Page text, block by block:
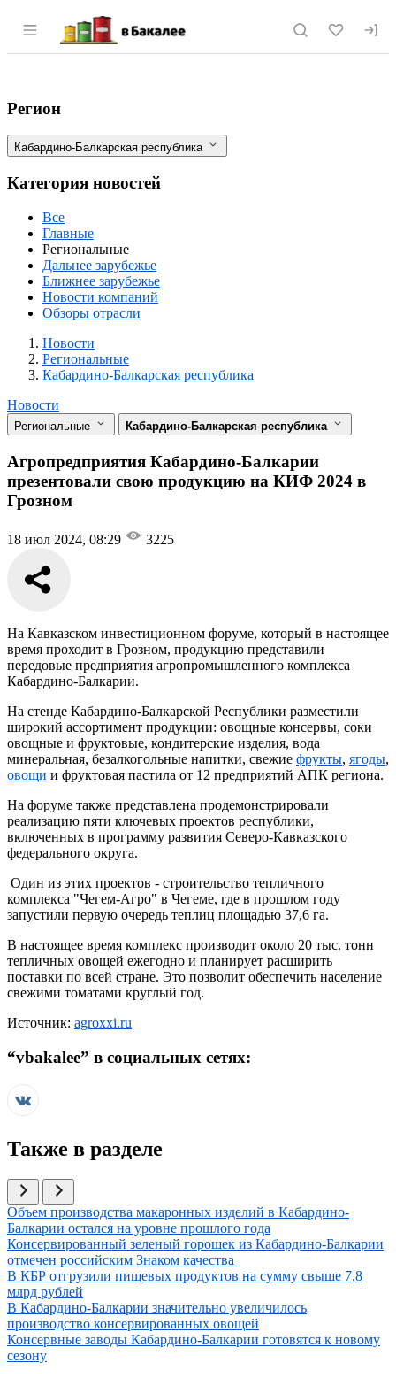
Раздел навигации по сайту vbakalee.ru
Агропредприятия Кабардино-
Фильтры
Регион
Кабардино-Балкарская республика
Категория новостей
Все
Главные
Региональные
Дальнее зарубежье
Ближнее зарубежье
Новости компаний
Обзоры отрасли
Новости
Разделы
Новости
Региональные
Кабардино-Балкарская республика
Новости
Региональные Кабардино-Балкарская республика
Агропредприятия Кабардино-Балкарии
презентовали свою продукцию на КИФ 2024 в
Грозном
18 июл 2024, 08:29 3225
На Кавказском инвестиционном форуме, который в настоящее
время проходит в Грозном, продукцию представили
передовые предприятия агропромышленного комплекса
Кабардино-Балкарии.
На стенде Кабардино-Балкарской Республики разместили
широкий ассортимент продукции: овощные консервы, соки
овощные и фруктовые, кондитерские изделия, вода
минеральная, безалкогольные напитки, свежие фрукты, ягоды,
овощи и фруктовая пастила от 12 предприятий АПК региона.
На форуме также представлена продемонстрировали
реализацию пяти ключевых проектов республики,
включенных в программу развития Северо-Кавказского
федерального округа.
Один из этих проектов - строительство тепличного
комплекса "Чегем-Агро" в Чегеме, где в прошлом году
запустили первую очередь теплиц площадью 37,6 га.
В настоящее время комплекс производит около 20 тыс. тонн
тепличных овощей ежегодно и планирует расширить
поставки по всей стране. Это позволит обеспечить население
свежими томатами круглый год.
Источник: agroxxi.ru
“vbakalee” в социальных сетях:
Также в разделе
Иллюстрация новости
Объем производства макаронных изделий в Кабардино-
Балкарии остался на уровне прошлого года
Иллюстрация новости
Консервированный зеленый горошек из Кабардино-Балкарии
отмечен российским Знаком качества
Иллюстрация новости
В КБР отгрузили пищевых продуктов на сумму свыше 7,8
млрд рублей
Иллюстрация новости
В Кабардино-Балкарии значительно увеличилось
производство консервированных овощей
Иллюстрация новости
Консервные заводы Кабардино-Балкарии готовятся к новому
сезону